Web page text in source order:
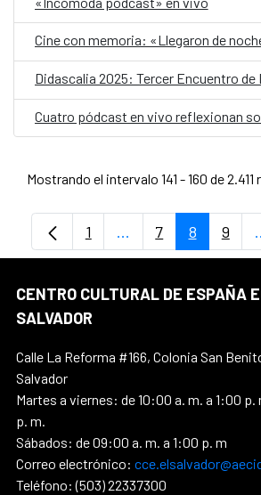
Cine con memoria: «Llegaron de
Didascalia 2025: Tercer Encuentro de
Mostrando el intervalo 141 - 160 de
Página
1 ...PáginasPágina
7 Página
8 9
CENTRO CULTURAL DE ESPAÑA
SALVADOR
Calle La Reforma #166, Colonia San
Salvador
Martes a viernes: de 10:00 a. m. a 1:00
p. m.
Sábados: de 09:00 a. m. a 1:00 p. m
Correo electrónico:
Teléfono: (503) 22337300